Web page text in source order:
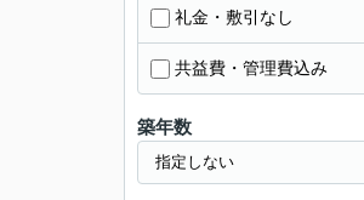
礼金・敷引なし
共益費・管理費込み
築年数